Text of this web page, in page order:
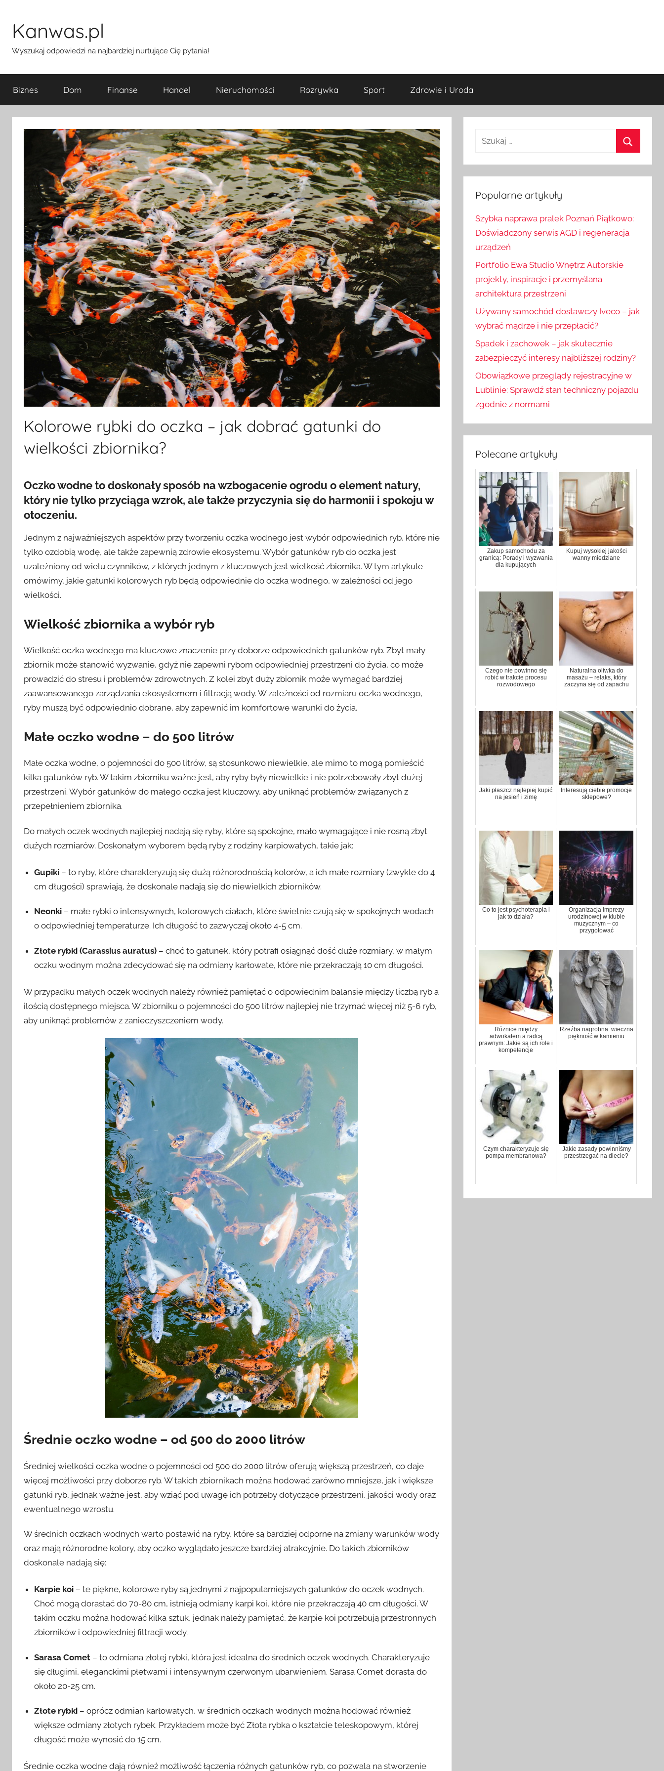
treściKanwas.pl
Wyszukaj odpowiedzi na najbardziej nurtujące Cię pytania!
Biznes Dom Finanse Handel Nieruchomości Rozrywka Sport Zdrowie i Uroda
Kolorowe rybki do oczka – jak dobrać gatunki do
wielkości zbiornika?
Oczko wodne to doskonały sposób na wzbogacenie ogrodu o element natury,
który nie tylko przyciąga wzrok, ale także przyczynia się do harmonii i spokoju w
otoczeniu.
Jednym z najważniejszych aspektów przy tworzeniu oczka wodnego jest wybór odpowiednich ryb, które nie
tylko ozdobią wodę, ale także zapewnią zdrowie ekosystemu. Wybór gatunków ryb do oczka jest
uzależniony od wielu czynników, z których jednym z kluczowych jest wielkość zbiornika. W tym artykule
omówimy, jakie gatunki kolorowych ryb będą odpowiednie do oczka wodnego, w zależności od jego
wielkości.
Wielkość zbiornika a wybór ryb
Wielkość oczka wodnego ma kluczowe znaczenie przy doborze odpowiednich gatunków ryb. Zbyt mały
zbiornik może stanowić wyzwanie, gdyż nie zapewni rybom odpowiedniej przestrzeni do życia, co może
prowadzić do stresu i problemów zdrowotnych. Z kolei zbyt duży zbiornik może wymagać bardziej
zaawansowanego zarządzania ekosystemem i filtracją wody. W zależności od rozmiaru oczka wodnego,
ryby muszą być odpowiednio dobrane, aby zapewnić im komfortowe warunki do życia.
Małe oczko wodne – do 500 litrów
Małe oczka wodne, o pojemności do 500 litrów, są stosunkowo niewielkie, ale mimo to mogą pomieścić
kilka gatunków ryb. W takim zbiorniku ważne jest, aby ryby były niewielkie i nie potrzebowały zbyt dużej
przestrzeni. Wybór gatunków do małego oczka jest kluczowy, aby uniknąć problemów związanych z
przepełnieniem zbiornika.
Do małych oczek wodnych najlepiej nadają się ryby, które są spokojne, mało wymagające i nie rosną zbyt
dużych rozmiarów. Doskonałym wyborem będą ryby z rodziny karpiowatych, takie jak:
Gupiki – to ryby, które charakteryzują się dużą różnorodnością kolorów, a ich małe rozmiary (zwykle do 4
cm długości) sprawiają, że doskonale nadają się do niewielkich zbiorników.
Neonki – małe rybki o intensywnych, kolorowych ciałach, które świetnie czują się w spokojnych wodach
o odpowiedniej temperaturze. Ich długość to zazwyczaj około 4-5 cm.
Złote rybki (Carassius auratus) – choć to gatunek, który potrafi osiągnąć dość duże rozmiary, w małym
oczku wodnym można zdecydować się na odmiany karłowate, które nie przekraczają 10 cm długości.
W przypadku małych oczek wodnych należy również pamiętać o odpowiednim balansie między liczbą ryb a
ilością dostępnego miejsca. W zbiorniku o pojemności do 500 litrów najlepiej nie trzymać więcej niż 5-6 ryb,
aby uniknąć problemów z zanieczyszczeniem wody.
Średnie oczko wodne – od 500 do 2000 litrów
Średniej wielkości oczka wodne o pojemności od 500 do 2000 litrów oferują większą przestrzeń, co daje
więcej możliwości przy doborze ryb. W takich zbiornikach można hodować zarówno mniejsze, jak i większe
gatunki ryb, jednak ważne jest, aby wziąć pod uwagę ich potrzeby dotyczące przestrzeni, jakości wody oraz
ewentualnego wzrostu.
W średnich oczkach wodnych warto postawić na ryby, które są bardziej odporne na zmiany warunków wody
oraz mają różnorodne kolory, aby oczko wyglądało jeszcze bardziej atrakcyjnie. Do takich zbiorników
doskonale nadają się:
Karpie koi – te piękne, kolorowe ryby są jednymi z najpopularniejszych gatunków do oczek wodnych.
Choć mogą dorastać do 70-80 cm, istnieją odmiany karpi koi, które nie przekraczają 40 cm długości. W
takim oczku można hodować kilka sztuk, jednak należy pamiętać, że karpie koi potrzebują przestronnych
zbiorników i odpowiedniej filtracji wody.
Sarasa Comet – to odmiana złotej rybki, która jest idealna do średnich oczek wodnych. Charakteryzuje
się długimi, eleganckimi płetwami i intensywnym czerwonym ubarwieniem. Sarasa Comet dorasta do
około 20-25 cm.
Złote rybki – oprócz odmian karłowatych, w średnich oczkach wodnych można hodować również
większe odmiany złotych rybek. Przykładem może być Złota rybka o kształcie teleskopowym, której
długość może wynosić do 15 cm.
Średnie oczka wodne dają również możliwość łączenia różnych gatunków ryb, co pozwala na stworzenie
u
k
a
:
a
j
Popularne artykuły
Szybka naprawa pralek Poznań Piątkowo:
Doświadczony serwis AGD i regeneracja
urządzeń
Portfolio Ewa Studio Wnętrz: Autorskie
projekty, inspiracje i przemyślana
architektura przestrzeni
Używany samochód dostawczy Iveco – jak
wybrać mądrze i nie przepłacić?
Spadek i zachowek – jak skutecznie
zabezpieczyć interesy najbliższej rodziny?
Obowiązkowe przeglądy rejestracyjne w
Lublinie: Sprawdź stan techniczny pojazdu
zgodnie z normami
Polecane artykuły
Zakup samochodu za
granicą: Porady i wyzwania
dla kupujących
Kupuj wysokiej jakości
wanny miedziane
Czego nie powinno się
robić w trakcie procesu
rozwodowego
Naturalna oliwka do
masażu – relaks, który
zaczyna się od zapachu
Jaki płaszcz najlepiej kupić
na jesień i zimę
Interesują ciebie promocje
sklepowe?
Co to jest psychoterapia i
jak to działa?
Organizacja imprezy
urodzinowej w klubie
muzycznym – co
przygotować
Różnice między
adwokatem a radcą
prawnym: Jakie są ich role i
kompetencje
Rzeźba nagrobna: wieczna
piękność w kamieniu
Czym charakteryzuje się
pompa membranowa?
Jakie zasady powinniśmy
przestrzegać na diecie?